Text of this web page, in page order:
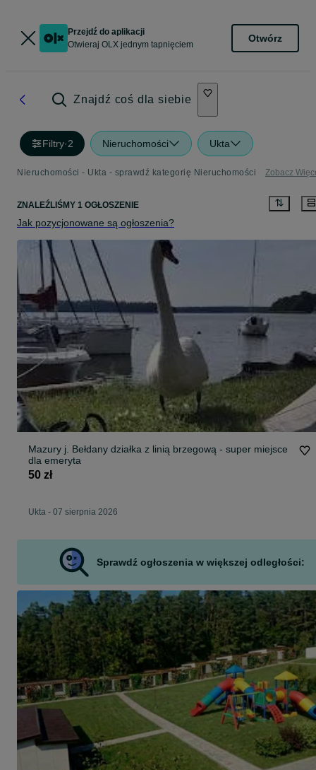
Przejdź do aplikacji
Otwieraj OLX jednym tapnięciem
Otwórz
Znajdź coś dla siebie
Filtry·2 Nieruchomości Ukta
Nieruchomości - Ukta - sprawdź kategorię Nieruchomości Zobacz
ZNALEŹLIŚMY 1 OGŁOSZENIE
Jak pozycjonowane są ogłoszenia?
Mazury j. Bełdany działka z linią brzegową - super miejsce
dla emeryta
50 zł
Ukta - 07 sierpnia 2026
Sprawdź ogłoszenia w większej odległości: